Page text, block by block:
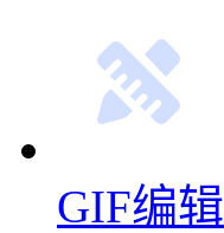
GIF编辑